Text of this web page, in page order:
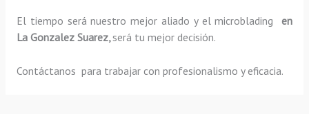
El tiempo será nuestro mejor aliado y elmicroblading en
La Gonzalez Suarez, será tu mejor decisión.
Contáctanos para trabajar con profesionalismo y eficacia.